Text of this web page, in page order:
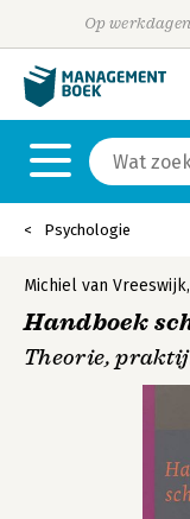
Op
Psychologie
Michiel van Vreeswijk,
Handboek
Theorie,